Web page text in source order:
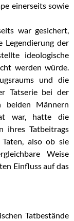
einerseits sowie
war gesichert,
Legendierung der
ideologische
werden würde.
und die
Tatserie bei der
beiden Männern
war, hatte die
ihres Tatbeitrags
Taten, also ob sie
Weise
Einfluss auf das
Tatbestände